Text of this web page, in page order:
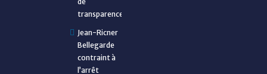
transparence
Jean-Ricner
Bellegarde
contraint à
l’arrêt